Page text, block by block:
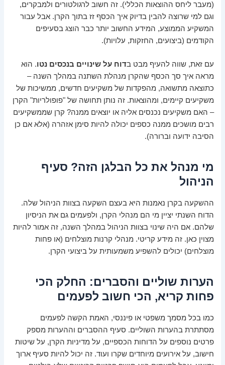
(מעבר ליחס ההוצאות הכללי). זה חשוב לרגולטורים ולמבקרים,
וגם למי שרוצה להבין בדיוק איך הכסף זז בתוך הקרן. אבל עבור
המשקיע הממוצע, המידע החשוב יותר כבר הוצג בסעיפים
הקודמים (ביצועים, החזקות, עלויות).
עם זאת, שווה להעיף מבט בדוח על שינויים בנכסים נטו. הוא
מראה איך סך הכסף שהקרן מנהלת השתנה במהלך השנה –
כתוצאה מתשואה, מהפקדות של משקיעים חדשים, ממשיכות של
משקיעים קיימים, ומהוצאות. זה נותן תחושה של "פופולריות" הקרן
– האם משקיעים נכנסים אליה או יוצאים ממנה? קרן שממשקיעים
רבים מושכים ממנה כספים יכולה להיות סימן אזהרה (אלא אם כן
הסיבה ידועה וברורה).
מי מנהל את כל הבלגן הזה? סעיף
הניהול
ההשקעה בקרן נאמנות היא בעצם השקעה בצוות הניהול שלה.
הדוח השנתי יציין מי הם מנהלי הקרן, ולפעמים גם את הניסיון
שלהם. אם היה שינוי בצוות הניהול במהלך השנה, זה אמור להיות
מצוין כאן. זה מידע קריטי. מנהלי קרנות מוצלחים (או פחות
מוצלחים) יכולים להשפיע משמעותית על ביצועי הקרן.
הערות שוליים והסברים: החלק הכי
פחות קריא, הכי חשוב לפעמים
כמו בכל מסמך משפטי או פיננסי, האמת הקשה לפעמים
מסתתרת בהערות השוליים. סעיף ההסברים וההערות מספק
פרטים נוספים על הדוחות הכספיים, על מדיניות הקרן, על שיטות
חישוב, על אירועים מיוחדים שקרו ועוד. זה יכול להיות סעיף ארוך